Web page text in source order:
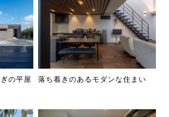
の平屋 落ち着きのあるモダンな住まい